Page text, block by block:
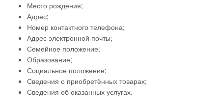
Место рождения;
Адрес;
Номер контактного телефона;
Адрес электронной почты;
Семейное положение;
Образование;
Социальное положение;
Сведения о приобретённых товарах;
Сведения об оказанных услугах.